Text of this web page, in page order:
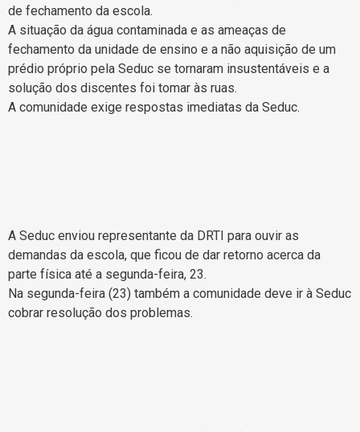
de fechamento da escola.
A situação da água contaminada e as ameaças de
fechamento da unidade de ensino e a não aquisição de um
prédio próprio pela Seduc se tornaram insustentáveis e a
solução dos discentes foi tomar às ruas.
A comunidade exige respostas imediatas da Seduc.
A Seduc enviou representante da DRTI para ouvir as
demandas da escola, que ficou de dar retorno acerca da
parte física até a segunda-feira, 23.
Na segunda-feira (23) também a comunidade deve ir à Seduc
cobrar resolução dos problemas.